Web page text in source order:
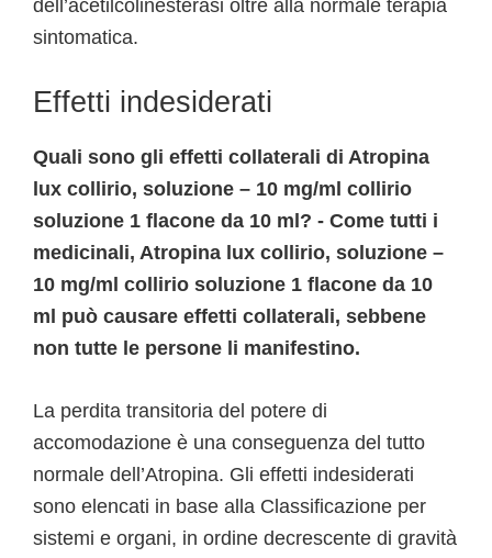
dell’acetilcolinesterasi oltre alla normale terapia
sintomatica.
Effetti indesiderati
Quali sono gli effetti collaterali di Atropina
lux collirio, soluzione – 10 mg/ml collirio
soluzione 1 flacone da 10 ml? - Come tutti i
medicinali, Atropina lux collirio, soluzione –
10 mg/ml collirio soluzione 1 flacone da 10
ml può causare effetti collaterali, sebbene
non tutte le persone li manifestino.
La perdita transitoria del potere di
accomodazione è una conseguenza del tutto
normale dell’Atropina. Gli effetti indesiderati
sono elencati in base alla Classificazione per
sistemi e organi, in ordine decrescente di gravità